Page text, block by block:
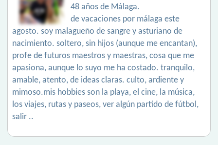
48 años de Málaga.
de vacaciones por málaga este
agosto. soy malagueño de sangre y asturiano de
nacimiento. soltero, sin hijos (aunque me encantan),
profe de futuros maestros y maestras, cosa que me
apasiona, aunque lo suyo me ha costado. tranquilo,
amable, atento, de ideas claras. culto, ardiente y
mimoso.mis hobbies son la playa, el cine, la música,
los viajes, rutas y paseos, ver algún partido de fútbol,
salir ..